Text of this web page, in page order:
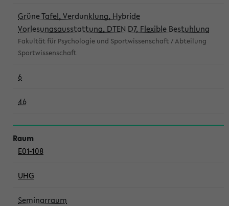
Grüne Tafel, Verdunklung, Hybride
Vorlesungsausstattung, DTEN D7, Flexible Bestuhlung
Fakultät für Psychologie und Sportwissenschaft / Abteilung
Sportwissenschaft
6
46
E01-108
UHG
Seminarraum